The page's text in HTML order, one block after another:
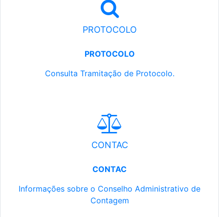
PROTOCOLO
PROTOCOLO
Consulta Tramitação de Protocolo.
CONTAC
CONTAC
Informações sobre o Conselho Administrativo de
Contagem